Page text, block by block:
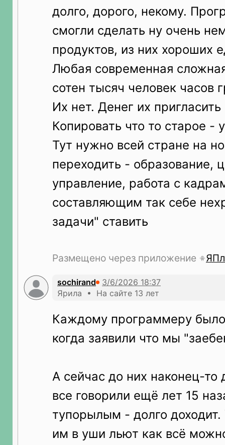
долго, дорого, некому.
смогли сделать ну очень
продуктов, из них хороших
Любая современная
сотен тысяч человек часов
Их нет. Денег их пригласить
Копировать что то старое -
Тут нужно всей стране на
переходить - образование,
управление, работа с
составляющим так себе
задачи" ставить
Размещено через приложение
sochirand
Ярила • На сайте 13 лет
Каждому программеру
когда заявили что мы
А сейчас до них наконец-
все говорили ещё лет 15
тупорылым - долго доходит.
им в уши льют как всё